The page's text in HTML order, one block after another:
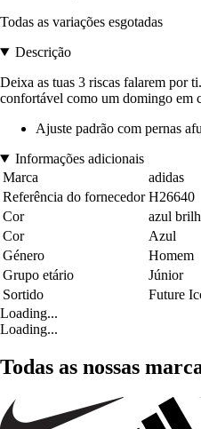
Todas as variações esgotadas
Descrição
Deixa as tuas 3 riscas falarem por
confortável como um domingo em
Ajuste padrão com pernas
Informações adicionais
Marca
adidas
Referência do fornecedor H26640
Cor
azul
Cor
Azul
Género
Homem
Grupo etário
Júnior
Sortido
Future
Loading...
Loading...
Todas as nossas